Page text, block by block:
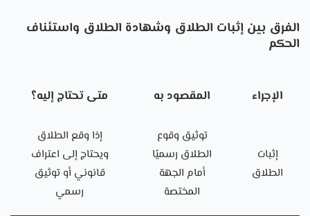
الفرق بين إثبات الطلاق وشهادة الطلاق واستئناف
الحكم
الإجراء المقصود به متى تحتاج إليه؟
إثبات
الطلاق
توثيق وقوع
الطلاق رسميًا
أمام الجهة
المختصة
إذا وقع الطلاق
ويحتاج إلى اعتراف
قانوني أو توثيق
رسمي